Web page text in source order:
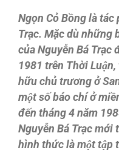
Ngọn Cỏ Bồng là tác
Trạc. Mặc dù những
của Nguyễn Bá Trạc
1981 trên Thời
hữu chủ trương ở
một số báo chí ở
đến tháng 4 năm
Nguyễn Bá Trạc mới
hình thức là một tập